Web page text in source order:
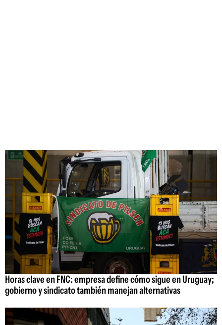
Horas clave en FNC: empresa define cómo sigue en Uruguay;
gobierno y sindicato también manejan alternativas